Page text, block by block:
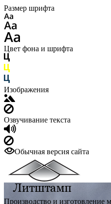
Размер шрифта
Цвет фона и шрифта
Изображения
Озвучивание текста
Обычная версия сайта
Производство и изготовление